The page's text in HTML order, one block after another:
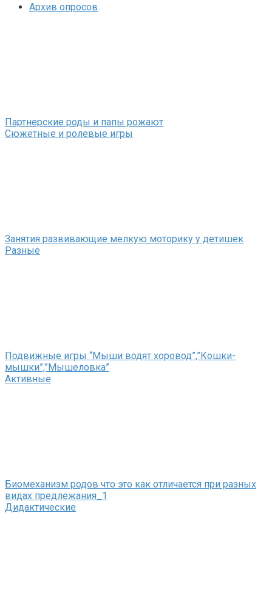
Архив опросов
Партнерские роды и папы рожают
Сюжетные и ролевые игры
Занятия развивающие мелкую моторику у детишек
Разные
Подвижные игры “Мыши водят хоровод”,”Кошки-
мышки”,”Мышеловка”
Активные
Биомеханизм родов что это как отличается при разных
видах предлежания_1
Дидактические